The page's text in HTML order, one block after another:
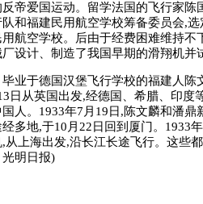
反帝爱国运动。留学法国的飞行家
和福建民用航空学校筹备委员会,
用航空学校。后由于经费困难维持
厂设计、制造了我国早期的滑翔机并
于德国汉堡飞行学校的福建人陈
日从英国出发,经德国、希腊、印度
人。1933年7月19日,陈文麟和潘
经多地,于10月22日回到厦门。1933
,从上海出发,沿长江长途飞行。这些
光明日报)